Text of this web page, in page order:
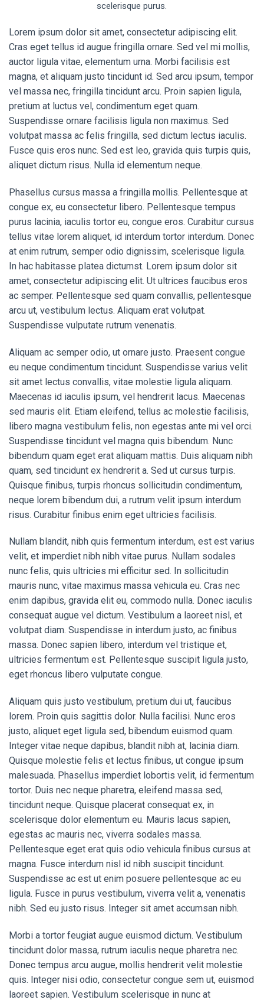
scelerisque purus.
Lorem ipsum dolor sit amet, consectetur adipiscing elit.
Cras eget tellus id augue fringilla ornare. Sed vel mi mollis,
auctor ligula vitae, elementum urna. Morbi facilisis est
magna, et aliquam justo tincidunt id. Sed arcu ipsum, tempor
vel massa nec, fringilla tincidunt arcu. Proin sapien ligula,
pretium at luctus vel, condimentum eget quam.
Suspendisse ornare facilisis ligula non maximus. Sed
volutpat massa ac felis fringilla, sed dictum lectus iaculis.
Fusce quis eros nunc. Sed est leo, gravida quis turpis quis,
aliquet dictum risus. Nulla id elementum neque.
Phasellus cursus massa a fringilla mollis. Pellentesque at
congue ex, eu consectetur libero. Pellentesque tempus
purus lacinia, iaculis tortor eu, congue eros. Curabitur cursus
tellus vitae lorem aliquet, id interdum tortor interdum. Donec
at enim rutrum, semper odio dignissim, scelerisque ligula.
In hac habitasse platea dictumst. Lorem ipsum dolor sit
amet, consectetur adipiscing elit. Ut ultrices faucibus eros
ac semper. Pellentesque sed quam convallis, pellentesque
arcu ut, vestibulum lectus. Aliquam erat volutpat.
Suspendisse vulputate rutrum venenatis.
Aliquam ac semper odio, ut ornare justo. Praesent congue
eu neque condimentum tincidunt. Suspendisse varius velit
sit amet lectus convallis, vitae molestie ligula aliquam.
Maecenas id iaculis ipsum, vel hendrerit lacus. Maecenas
sed mauris elit. Etiam eleifend, tellus ac molestie facilisis,
libero magna vestibulum felis, non egestas ante mi vel orci.
Suspendisse tincidunt vel magna quis bibendum. Nunc
bibendum quam eget erat aliquam mattis. Duis aliquam nibh
quam, sed tincidunt ex hendrerit a. Sed ut cursus turpis.
Quisque finibus, turpis rhoncus sollicitudin condimentum,
neque lorem bibendum dui, a rutrum velit ipsum interdum
risus. Curabitur finibus enim eget ultricies facilisis.
Nullam blandit, nibh quis fermentum interdum, est est varius
velit, et imperdiet nibh nibh vitae purus. Nullam sodales
nunc felis, quis ultricies mi efficitur sed. In sollicitudin
mauris nunc, vitae maximus massa vehicula eu. Cras nec
enim dapibus, gravida elit eu, commodo nulla. Donec iaculis
consequat augue vel dictum. Vestibulum a laoreet nisl, et
volutpat diam. Suspendisse in interdum justo, ac finibus
massa. Donec sapien libero, interdum vel tristique et,
ultricies fermentum est. Pellentesque suscipit ligula justo,
eget rhoncus libero vulputate congue.
Aliquam quis justo vestibulum, pretium dui ut, faucibus
lorem. Proin quis sagittis dolor. Nulla facilisi. Nunc eros
justo, aliquet eget ligula sed, bibendum euismod quam.
Integer vitae neque dapibus, blandit nibh at, lacinia diam.
Quisque molestie felis et lectus finibus, ut congue ipsum
malesuada. Phasellus imperdiet lobortis velit, id fermentum
tortor. Duis nec neque pharetra, eleifend massa sed,
tincidunt neque. Quisque placerat consequat ex, in
scelerisque dolor elementum eu. Mauris lacus sapien,
egestas ac mauris nec, viverra sodales massa.
Pellentesque eget erat quis odio vehicula finibus cursus at
magna. Fusce interdum nisl id nibh suscipit tincidunt.
Suspendisse ac est ut enim posuere pellentesque ac eu
ligula. Fusce in purus vestibulum, viverra velit a, venenatis
nibh. Sed eu justo risus. Integer sit amet accumsan nibh.
Morbi a tortor feugiat augue euismod dictum. Vestibulum
tincidunt dolor massa, rutrum iaculis neque pharetra nec.
Donec tempus arcu augue, mollis hendrerit velit molestie
quis. Integer nisi odio, consectetur congue sem ut, euismod
laoreet sapien. Vestibulum scelerisque in nunc at